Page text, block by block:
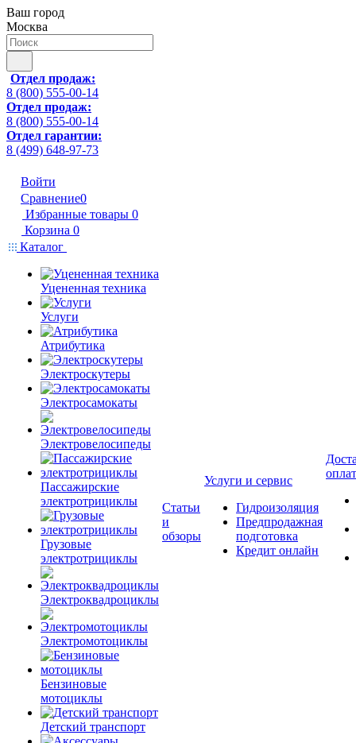
Ваш город
Москва
Отдел продаж:
8 (800) 555-00-14
Отдел продаж:
8 (800) 555-00-14
Отдел гарантии:
8 (499) 648-97-73
Войти
Сравнение0
Избранные товары 0
Корзина 0
Каталог
Уцененная техника
Услуги
Атрибутика
Электроскутеры
Электросамокаты
Электровелосипеды
Пассажирские
электротрициклы
Грузовые
электротрициклы
Электроквадроциклы
Электромотоциклы
Бензиновые
мотоциклы
Детский транспорт
Статьи
и
обзоры
Услуги и сервис
Гидроизоляция
Предпродажная
подготовка
Кредит онлайн